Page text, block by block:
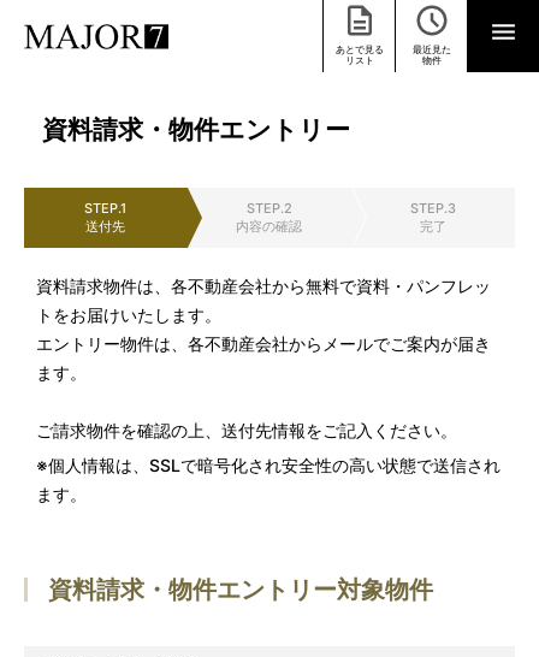
あとで見る
リスト
最近見た
物件
資料請求・物件エントリー
STEP.1
送付先
STEP.2
内容の確認
STEP.3
完了
資料請求物件は、各不動産会社から無料で資料・パンフレッ
トをお届けいたします。
エントリー物件は、各不動産会社からメールでご案内が届き
ます。
ご請求物件を確認の上、送付先情報をご記入ください。
※個人情報は、SSLで暗号化され安全性の高い状態で送信され
ます。
資料請求・物件エントリー対象物件